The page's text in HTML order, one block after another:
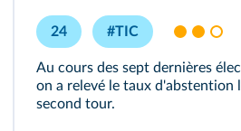
24 #TIC
Au cours des sept dernières
on a relevé le taux d'abstention
second tour.